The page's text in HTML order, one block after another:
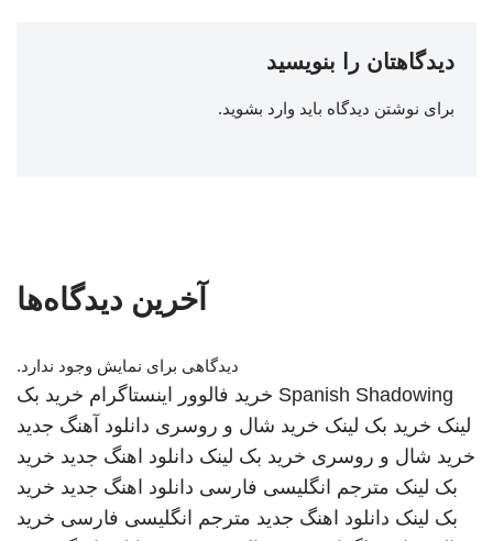
دیدگاهتان را بنویسید
برای نوشتن دیدگاه باید وارد بشوید.
آخرین دیدگاه‌ها
دیدگاهی برای نمایش وجود ندارد.
Spanish Shadowing خرید فالوور اینستاگرام خرید بک
لینک خرید بک لینک خرید شال و روسری دانلود آهنگ جدید
خرید شال و روسری خرید بک لینک دانلود اهنگ جدید خرید
بک لینک مترجم انگلیسی فارسی دانلود اهنگ جدید خرید
بک لینک دانلود اهنگ جدید مترجم انگلیسی فارسی خرید